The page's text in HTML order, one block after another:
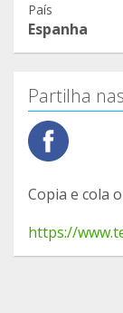
País
Espanha
Partilha
Copia e cola
https://